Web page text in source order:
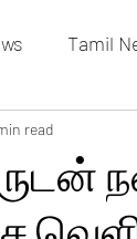
Tamil
Events
read